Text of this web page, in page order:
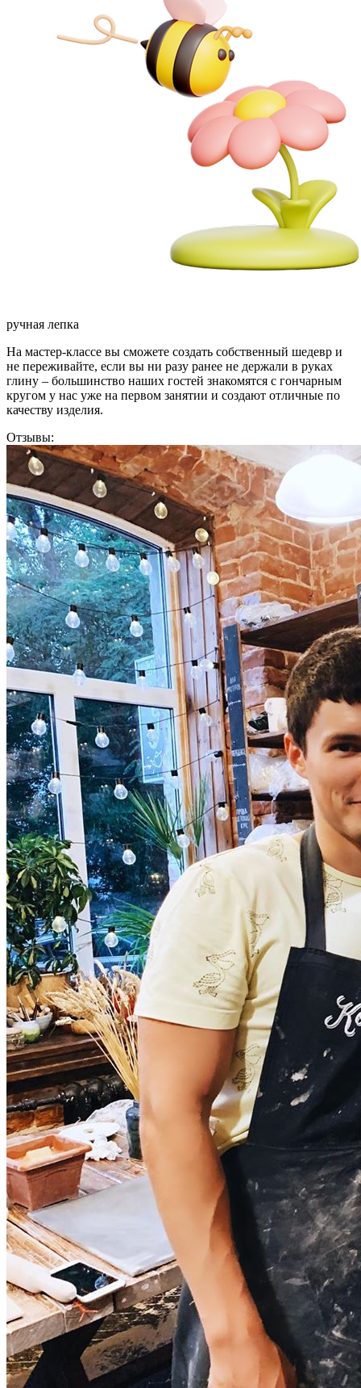
ручная лепка
На мастер-классе вы сможете создать собственный шедевр и
не переживайте, если вы ни разу ранее не держали в руках
глину – большинство наших гостей знакомятся с гончарным
кругом у нас уже на первом занятии и создают отличные по
качеству изделия.
Отзывы: